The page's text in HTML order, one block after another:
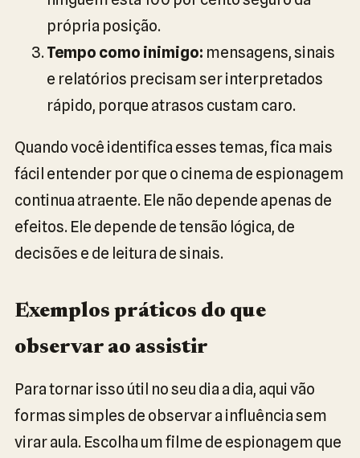
própria posição.
Tempo como inimigo: mensagens, sinais
e relatórios precisam ser interpretados
rápido, porque atrasos custam caro.
Quando você identifica esses temas, fica mais
fácil entender por que o cinema de espionagem
continua atraente. Ele não depende apenas de
efeitos. Ele depende de tensão lógica, de
decisões e de leitura de sinais.
Exemplos práticos do que
observar ao assistir
Para tornar isso útil no seu dia a dia, aqui vão
formas simples de observar a influência sem
virar aula. Escolha um filme de espionagem que